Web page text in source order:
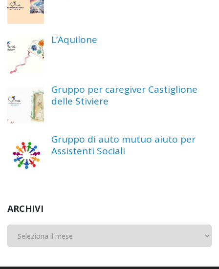
L’Aquilone
Gruppo per caregiver Castiglione
delle Stiviere
Gruppo di auto mutuo aiuto per
Assistenti Sociali
ARCHIVI